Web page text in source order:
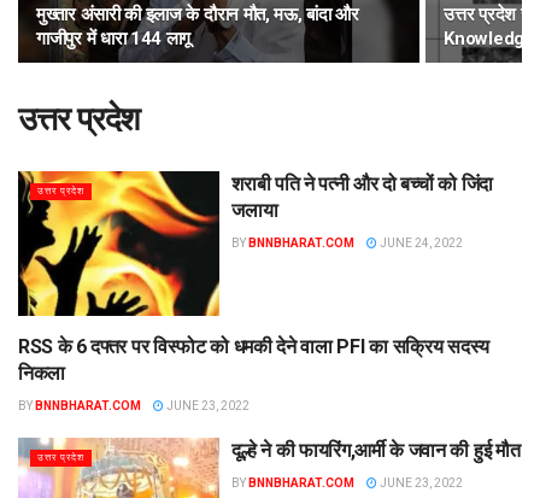
मुख्तार अंसारी की इलाज के दौरान मौत, मऊ, बांदा और
गाजीपुर में धारा 144 लागू
उत्तर प्रदेश
Knowledge
उत्तर प्रदेश
उत्तर प्रदेश
शराबी पति ने पत्नी और दो बच्चों को जिंदा
जलाया
BY BNNBHARAT.COM JUNE 24, 2022
उत्तर प्रदेश
RSS के 6 दफ्तर पर विस्फोट को धमकी देने वाला PFI का सक्रिय सदस्य
निकला
BY BNNBHARAT.COM JUNE 23, 2022
उत्तर प्रदेश दूल्हे ने की फायरिंग,आर्मी के जवान की हुई मौत
BY BNNBHARAT.COM JUNE 23, 2022